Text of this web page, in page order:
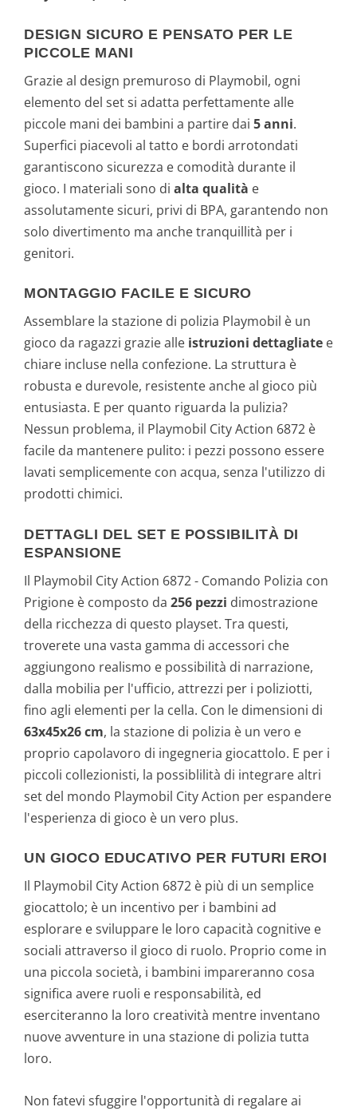
DESIGN SICURO E PENSATO PER LE
PICCOLE MANI
Grazie al design premuroso di Playmobil, ogni
elemento del set si adatta perfettamente alle
piccole mani dei bambini a partire dai 5 anni.
Superfici piacevoli al tatto e bordi arrotondati
garantiscono sicurezza e comodità durante il
gioco. I materiali sono di alta qualità e
assolutamente sicuri, privi di BPA, garantendo non
solo divertimento ma anche tranquillità per i
genitori.
MONTAGGIO FACILE E SICURO
Assemblare la stazione di polizia Playmobil è un
gioco da ragazzi grazie alle istruzioni dettagliate e
chiare incluse nella confezione. La struttura è
robusta e durevole, resistente anche al gioco più
entusiasta. E per quanto riguarda la pulizia?
Nessun problema, il Playmobil City Action 6872 è
facile da mantenere pulito: i pezzi possono essere
lavati semplicemente con acqua, senza l'utilizzo di
prodotti chimici.
DETTAGLI DEL SET E POSSIBILITÀ DI
ESPANSIONE
Il Playmobil City Action 6872 - Comando Polizia con
Prigione è composto da 256 pezzi dimostrazione
della ricchezza di questo playset. Tra questi,
troverete una vasta gamma di accessori che
aggiungono realismo e possibilità di narrazione,
dalla mobilia per l'ufficio, attrezzi per i poliziotti,
fino agli elementi per la cella. Con le dimensioni di
63x45x26 cm, la stazione di polizia è un vero e
proprio capolavoro di ingegneria giocattolo. E per i
piccoli collezionisti, la possiblilità di integrare altri
set del mondo Playmobil City Action per espandere
l'esperienza di gioco è un vero plus.
UN GIOCO EDUCATIVO PER FUTURI EROI
Il Playmobil City Action 6872 è più di un semplice
giocattolo; è un incentivo per i bambini ad
esplorare e sviluppare le loro capacità cognitive e
sociali attraverso il gioco di ruolo. Proprio come in
una piccola società, i bambini impareranno cosa
significa avere ruoli e responsabilità, ed
eserciteranno la loro creatività mentre inventano
nuove avventure in una stazione di polizia tutta
loro.
Non fatevi sfuggire l'opportunità di regalare ai